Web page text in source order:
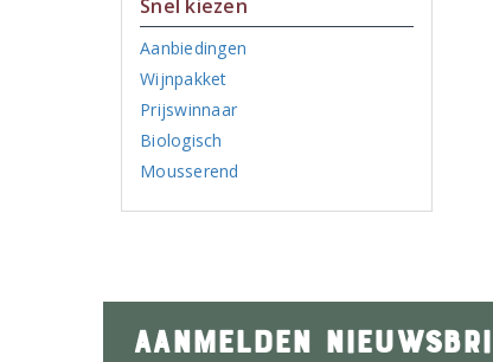
Snel kiezen
Aanbiedingen
Wijnpakket
Prijswinnaar
Biologisch
Mousserend
AANMELDEN